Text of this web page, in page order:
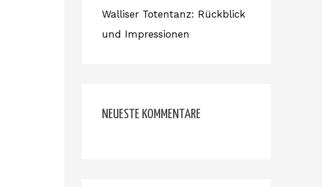
Walliser Totentanz: Rückblick
und Impressionen
NEUESTE KOMMENTARE